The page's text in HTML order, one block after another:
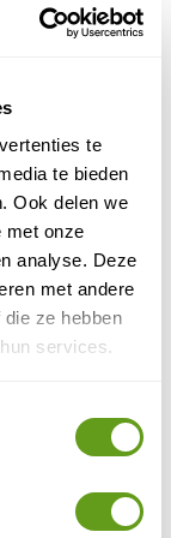
te
te bieden
Ook delen we
met onze
analyse. Deze
met andere
ze hebben
services.
dieren. Om
in
De
aan het
te verblijven
de
wandelen.
een leuke tip